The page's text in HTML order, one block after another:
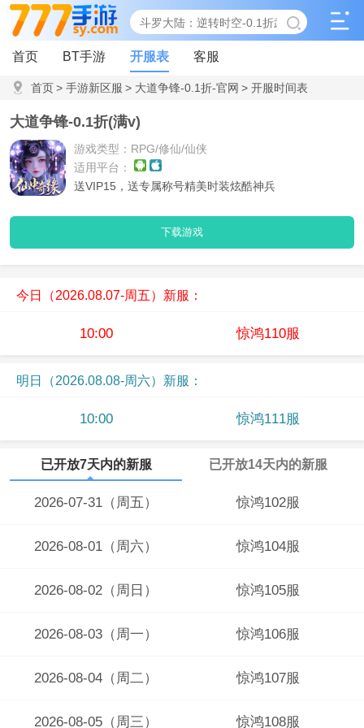
首页 BT手游 开服表 客服
首页> 手游新区服 > 大道争锋-0.1折-官网 > 开服时间表
大道争锋-0.1折(满v)
游戏类型：RPG/修仙/仙侠
适用平台：
送VIP15，送专属称号精美时装炫酷神兵
下载游戏
今日（2026.08.07-周五）新服：
10:00 惊鸿110服
明日（2026.08.08-周六）新服：
10:00 惊鸿111服
已开放7天内的新服 已开放14天内的新服
2026-07-31（周五） 惊鸿102服
2026-08-01（周六） 惊鸿104服
2026-08-02（周日） 惊鸿105服
2026-08-03（周一） 惊鸿106服
2026-08-04（周二） 惊鸿107服
2026-08-05（周三） 惊鸿108服